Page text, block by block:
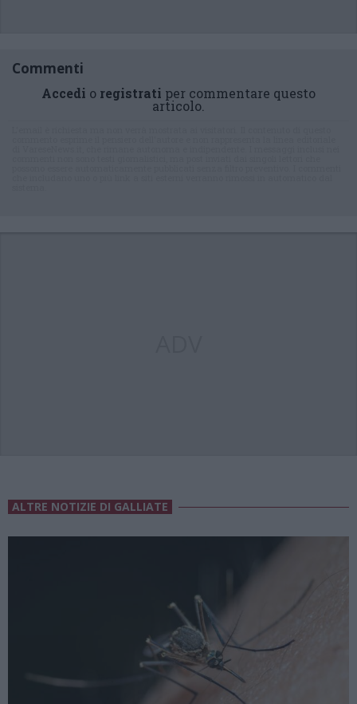
Commenti
Accedi o registrati per commentare questo
articolo.
ALTRE NOTIZIE DI GALLIATE